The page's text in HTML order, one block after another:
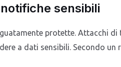
sensibili
protette. Attacchi
a dati sensibili. Secondo un